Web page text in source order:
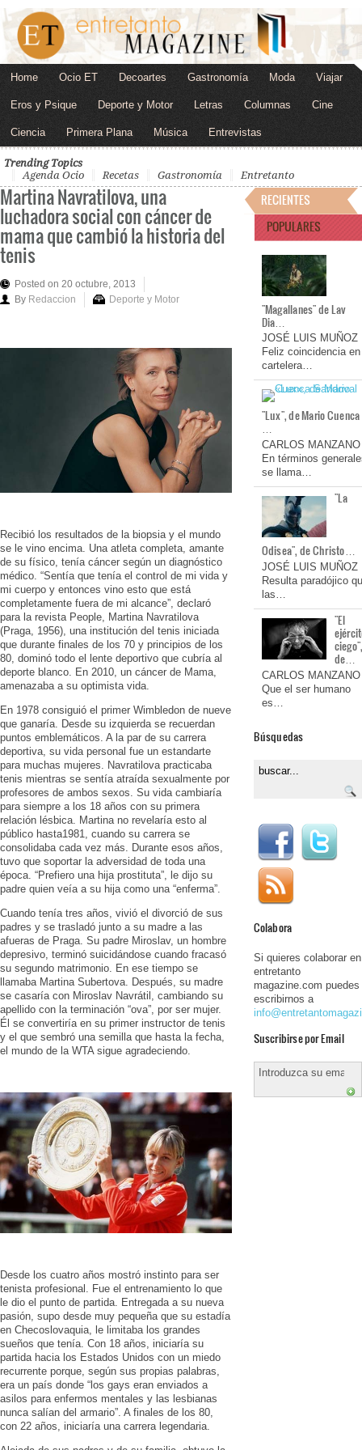
Home Ocio ET Decoartes Gastronomía Moda Viajar
Eros y Psique Deporte y Motor Letras Columnas Cine
Ciencia Primera Plana Música Entrevistas
Trending Topics
Agenda Ocio
Recetas Gastronomía Entretanto
Martina Navratilova, una
luchadora social con cáncer de
mama que cambió la historia del
tenis
Posted on 20 octubre, 2013
By Redaccion Deporte y Motor
Recibió los resultados de la biopsia y el mundo
se le vino encima. Una atleta completa, amante
de su físico, tenía cáncer según un diagnóstico
médico. “Sentía que tenía el control de mi vida y
mi cuerpo y entonces vino esto que está
completamente fuera de mi alcance”, declaró
para la revista People, Martina Navratilova
(Praga, 1956), una institución del tenis iniciada
que durante finales de los 70 y principios de los
80, dominó todo el lente deportivo que cubría al
deporte blanco. En 2010, un cáncer de Mama,
amenazaba a su optimista vida.
En 1978 consiguió el primer Wimbledon de nueve
que ganaría. Desde su izquierda se recuerdan
puntos emblemáticos. A la par de su carrera
deportiva, su vida personal fue un estandarte
para muchas mujeres. Navratilova practicaba
tenis mientras se sentía atraída sexualmente por
profesores de ambos sexos. Su vida cambiaría
para siempre a los 18 años con su primera
relación lésbica. Martina no revelaría esto al
público hasta1981, cuando su carrera se
consolidaba cada vez más. Durante esos años,
tuvo que soportar la adversidad de toda una
época. “Prefiero una hija prostituta”, le dijo su
padre quien veía a su hija como una “enferma”.
Cuando tenía tres años, vivió el divorció de sus
padres y se trasladó junto a su madre a las
afueras de Praga. Su padre Miroslav, un hombre
depresivo, terminó suicidándose cuando fracasó
su segundo matrimonio. En ese tiempo se
llamaba Martina Subertova. Después, su madre
se casaría con Miroslav Navrátil, cambiando su
apellido con la terminación “ova”, por ser mujer.
Él se convertiría en su primer instructor de tenis
y el que sembró una semilla que hasta la fecha,
el mundo de la WTA sigue agradeciendo.
Desde los cuatro años mostró instinto para ser
tenista profesional. Fue el entrenamiento lo que
le dio el punto de partida. Entregada a su nueva
pasión, supo desde muy pequeña que su estadía
en Checoslovaquia, le limitaba los grandes
sueños que tenía. Con 18 años, iniciaría su
partida hacia los Estados Unidos con un miedo
recurrente porque, según sus propias palabras,
era un país donde “los gays eran enviados a
asilos para enfermos mentales y las lesbianas
nunca salían del armario”. A finales de los 80,
con 22 años, iniciaría una carrera legendaria.
RECIENTES
POPULARES
"Magallanes" de Lav
Dia…
JOSÉ LUIS MUÑOZ
Feliz coincidencia en
cartelera…
"Lux", de Mario Cuenca
…
CARLOS MANZANO
En términos
se llama…
"La
Odisea", de Christo…
JOSÉ LUIS MUÑOZ
Resulta paradójico
las…
"El
de…
CARLOS MANZANO
Que el ser humano
es…
Búsquedas
Colabora
Si quieres colaborar en
entretanto
magazine.com puedes
escribirnos a
Suscribirse por Email